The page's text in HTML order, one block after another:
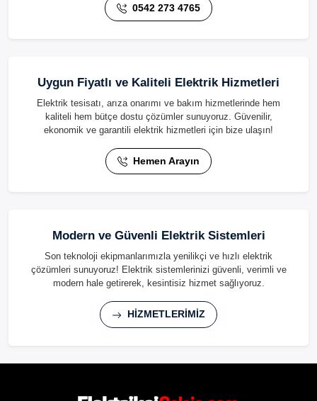
0542 273 4765
Uygun Fiyatlı ve Kaliteli Elektrik Hizmetleri
Elektrik tesisatı, arıza onarımı ve bakım hizmetlerinde hem
kaliteli hem bütçe dostu çözümler sunuyoruz. Güvenilir,
ekonomik ve garantili elektrik hizmetleri için bize ulaşın!
Hemen Arayın
Modern ve Güvenli Elektrik Sistemleri
Son teknoloji ekipmanlarımızla yenilikçi ve hızlı elektrik
çözümleri sunuyoruz! Elektrik sistemlerinizi güvenli, verimli ve
modern hale getirerek, kesintisiz hizmet sağlıyoruz.
HİZMETLERİMİZ